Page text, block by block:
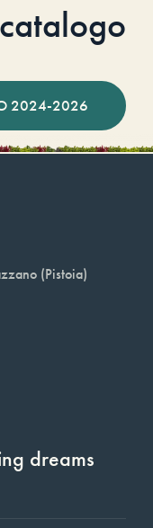
2024-2026
(Pistoia)
dreams